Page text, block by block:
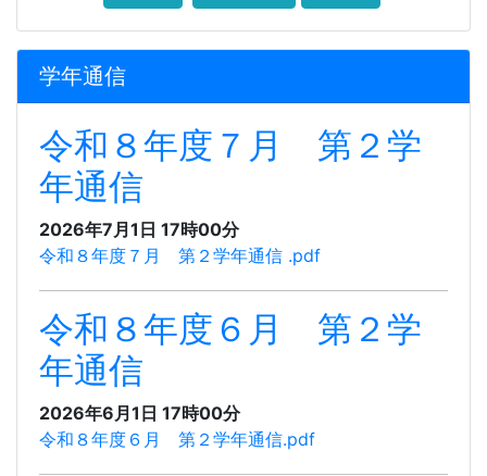
学年通信
令和８年度７月 第２学
年通信
2026年7月1日 17時00分
令和８年度７月 第２学年通信 .pdf
令和８年度６月 第２学
年通信
2026年6月1日 17時00分
令和８年度６月 第２学年通信.pdf